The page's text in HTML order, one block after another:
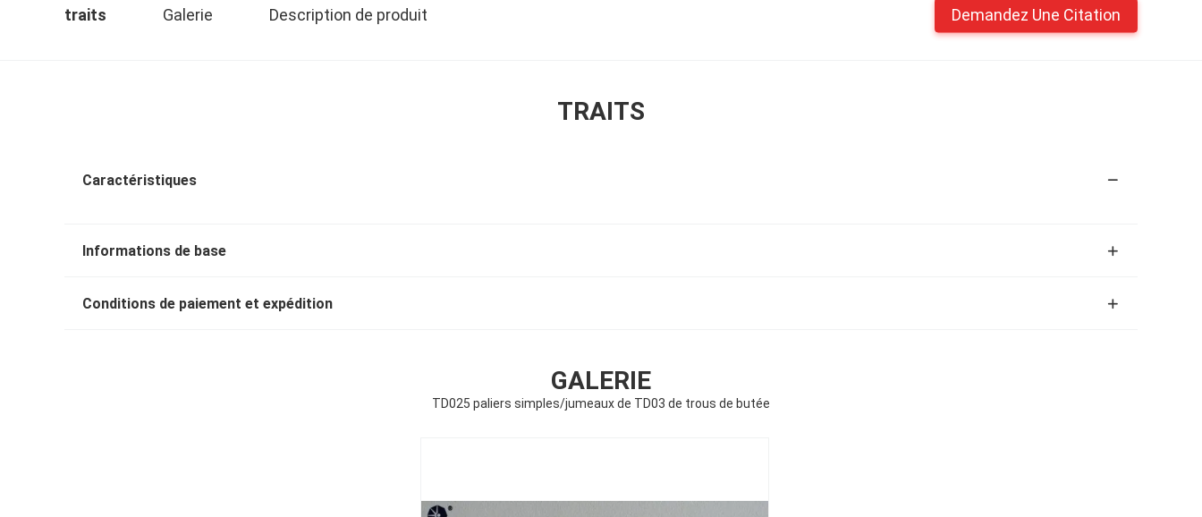
traits Galerie Description de produit Demandez Une Citation
TRAITS
Caractéristiques
Informations de base
Conditions de paiement et expédition
GALERIE
TD025 paliers simples/jumeaux de TD03 de trous de butée